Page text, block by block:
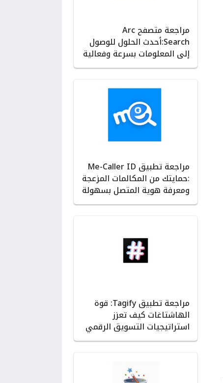
مراجعة متصفح Arc
Search:أحدث الحلول للوصول
إلى المعلومات بسرعة وفعالية
مراجعة تطبيق Me-Caller ID
:حمايتك من المكالمات المزعجة
ومعرفة هوية المتصل بسهولة
مراجعة تطبيق Tagify: قوة
الهاشتاغات كيف تعزز
استراتيجيات التسويق الرقمي